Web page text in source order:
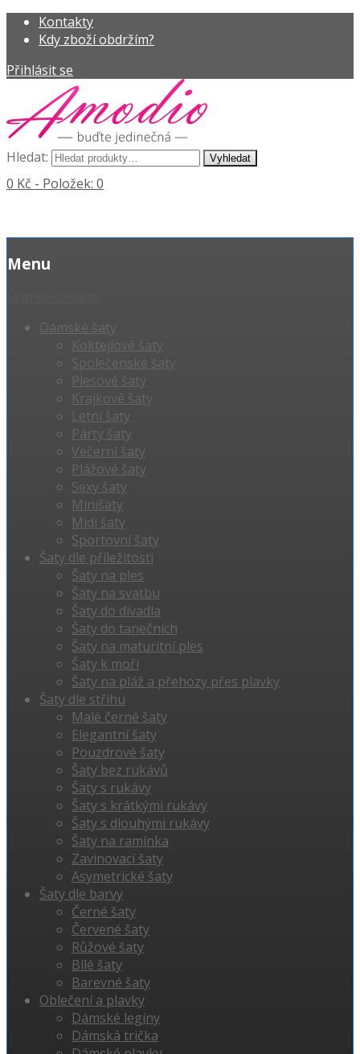
Kontakty
Kdy zboží obdržím?
Přihlásit se
Hledat:
0 Kč - Položek: 0
Menu
Dámské šaty
Koktejlové šaty
Společenské šaty
Plesové šaty
Krajkové šaty
Letní šaty
Párty šaty
Večerní šaty
Plážové šaty
Sexy šaty
Minišaty
Midi šaty
Sportovní šaty
Šaty dle příležitosti
Šaty na ples
Šaty na svatbu
Šaty do divadla
Šaty do tanečních
Šaty na maturitní ples
Šaty k moři
Šaty na pláž a přehozy přes plavky
Šaty dle střihu
Malé černé šaty
Elegantní šaty
Pouzdrové šaty
Šaty bez rukávů
Šaty s rukávy
Šaty s krátkými rukávy
Šaty s dlouhými rukávy
Šaty na ramínka
Zavinovací šaty
Asymetrické šaty
Šaty dle barvy
Černé šaty
Červené šaty
Růžové šaty
Bílé šaty
Barevné šaty
Oblečení a plavky
Dámské legíny
Dámská trička